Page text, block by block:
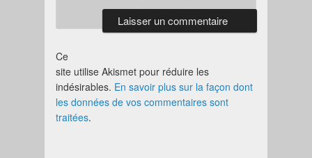
Ce
site utilise Akismet pour réduire les
indésirables. En savoir plus sur la façon dont
les données de vos commentaires sont
traitées.